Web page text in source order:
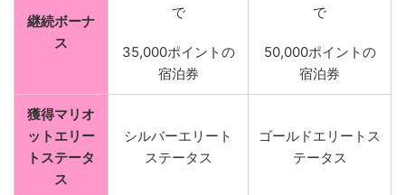
継続ボーナ
ス
で
35,000ポイントの
宿泊券
で
50,000ポイントの
宿泊券
獲得マリオ
ットエリー
トステータ
ス
シルバーエリート
ステータス
ゴールドエリートス
テータス